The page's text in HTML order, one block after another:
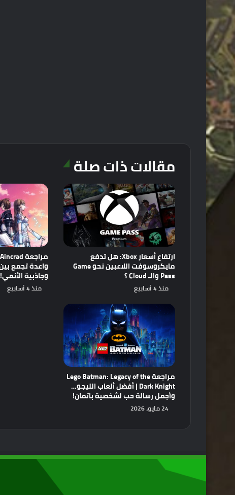
مقالات ذات صلة
ارتفاع أسعار Xbox: هل تدفع
مايكروسوفت اللاعبين نحو Game
Pass والـ Cloud ؟
منذ 4 أسابيع
وجاذبية الأنمي!
منذ 4 أسابيع
مراجعة Lego Batman: Legacy of the
Dark Knight | أفضل ألعاب الليجو…
وأجمل رسالة حب لشخصية باتمان!
24 مايو، 2026